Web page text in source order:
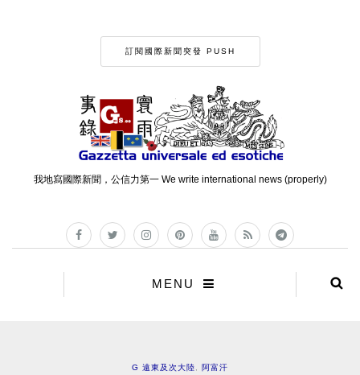
訂閱國際新聞突發 PUSH
我地寫國際新聞，公信力第一 We write international news (properly)
MENU
G 遠東及次大陸 阿富汗